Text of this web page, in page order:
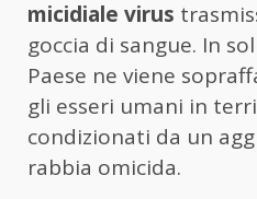
micidiale virus
goccia di sangue. In
Paese ne viene
gli esseri umani in
condizionati da un
rabbia omicida.